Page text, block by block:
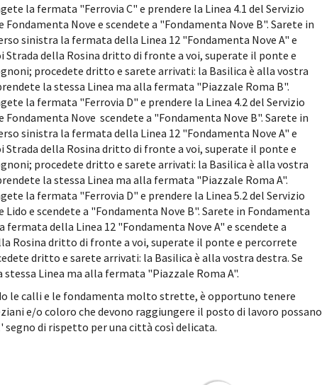
la fermata "Ferrovia C" e prendere la Linea 4.1 del Servizio
Nove e scendete a "Fondamenta Nove B". Sarete in
sinistra la fermata della Linea 12 "Fondamenta Nove A" e
Strada della Rosina dritto di fronte a voi, superate il ponte e
procedete dritto e sarete arrivati: la Basilica è alla vostra
la stessa Linea ma alla fermata "Piazzale Roma B".
la fermata "Ferrovia D" e prendere la Linea 4.2 del Servizio
Nove scendete a "Fondamenta Nove B". Sarete in
sinistra la fermata della Linea 12 "Fondamenta Nove A" e
Strada della Rosina dritto di fronte a voi, superate il ponte e
procedete dritto e sarete arrivati: la Basilica è alla vostra
la stessa Linea ma alla fermata "Piazzale Roma A".
la fermata "Ferrovia D" e prendere la Linea 5.2 del Servizio
e scendete a "Fondamenta Nove B". Sarete in Fondamenta
fermata della Linea 12 "Fondamenta Nove A" e scendete a
Rosina dritto di fronte a voi, superate il ponte e percorrete
dritto e sarete arrivati: la Basilica è alla vostra destra. Se
Linea ma alla fermata "Piazzale Roma A".
le calli e le fondamenta molto strette, è opportuno tenere
e/o coloro che devono raggiungere il posto di lavoro possano
di rispetto per una città così delicata.